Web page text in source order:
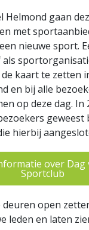
Helmond gaan
met
nieuwe sport.
als
kaart te zetten
en bij alle
op deze dag. In
geweest
hierbij
over Dag
Sportclub
deuren open
leden en laten